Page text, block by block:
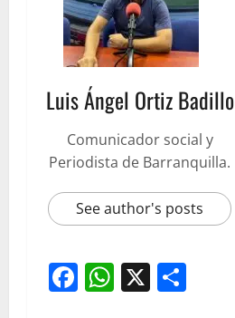
Luis Ángel Ortiz Badillo
Comunicador social y
Periodista de Barranquilla.
See author's posts
Facebook
WhatsApp
X